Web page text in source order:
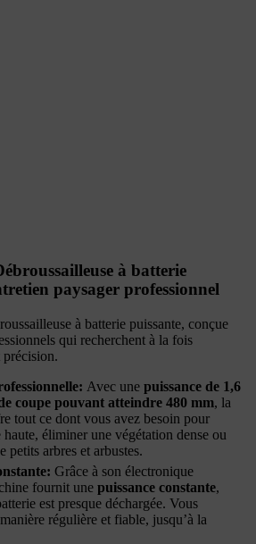
à batterie
paysager professionnel
à batterie puissante, conçue
qui recherchent à la fois
précision.
Avec une puissance de 1,6
coupe pouvant atteindre 480 mm, la
tout ce dont vous avez besoin pour
haute, éliminer une végétation dense ou
petits arbres et arbustes.
Grâce à son électronique
fournit une puissance constante,
est presque déchargée. Vous
régulière et fiable, jusqu’à la